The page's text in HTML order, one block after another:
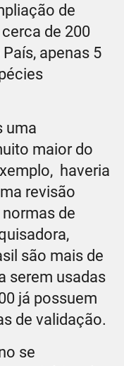
de
de 200
apenas 5
uma
maior do
haveria
revisão
de
são mais de
serem usadas
já possuem
de validação.
se